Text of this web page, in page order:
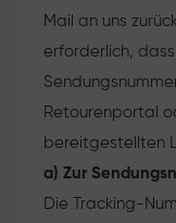
Mail an uns
erforderlich,
Retourenportal
bereitgestellten
a) Zur
Die Tracking-